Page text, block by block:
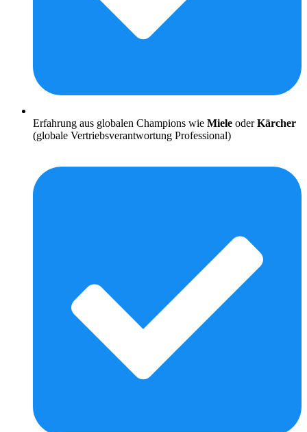
Erfahrung aus globalen Champions wie Miele oderKärcher
(globale Vertriebsverantwortung Professional)